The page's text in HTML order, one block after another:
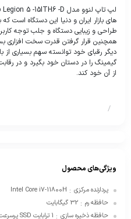
های بازار ایران و دنیا این دستگاه
طراحی و زیبایی دستگاه و جلب توجه
همچنین قرار گرفتن قدرت سخت افزاری
دیگر رقبای خود توانسته سهم بسیاری
گیمینگ را در دستان خود بگیرد و در
از آن خود کند.
/
ویژگی‌های محصول
پردازنده مرکزی :
Intel Core i7-11800H
حافظه رم : 32 گیگابایت
حافظه ذخیره سازی : 1 ترابایت SSD پرسرعت